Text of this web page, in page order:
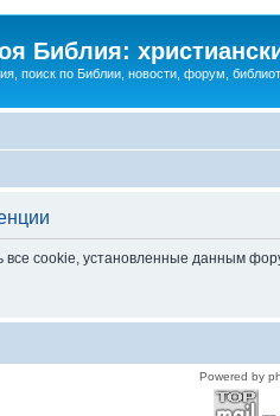
Библия:
поиск по Библии, новости, форум,
все cookie, установленные данным
Powered by